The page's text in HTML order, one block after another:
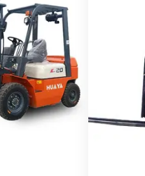
Diesel-Gabelstapler
Unsere Diesel-Gabelstapler
Gabelstapler zum Verkauf